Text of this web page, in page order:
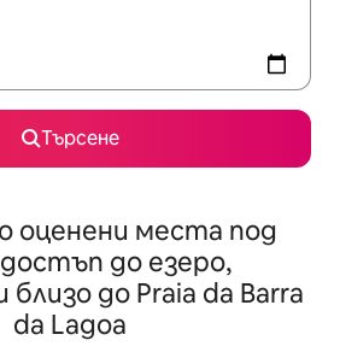
Търсене
оценени места под
до езеро,
до Praia da Barra
da Lagoa